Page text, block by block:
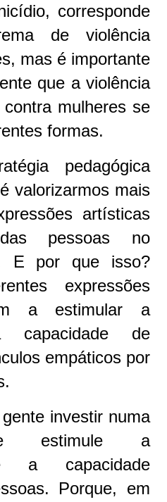
corresponde
de violência
mas é importante
que a violência
mulheres se
formas.
pedagógica
valorizarmos mais
artísticas
pessoas no
E por que isso?
expressões
a estimular a
capacidade de
empáticos por
investir numa
estimule a
a capacidade
Porque, em